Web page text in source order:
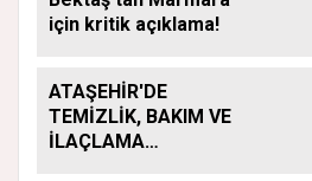
için kritik açıklama!
ATAŞEHİR'DE
TEMİZLİK, BAKIM VE
İLAÇLAMA